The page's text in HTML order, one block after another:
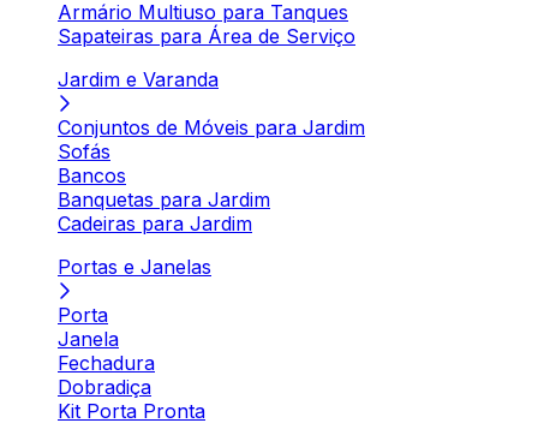
Armário Multiuso para Tanques
Sapateiras para Área de Serviço
Jardim e Varanda
Conjuntos de Móveis para Jardim
Sofás
Bancos
Banquetas para Jardim
Cadeiras para Jardim
Portas e Janelas
Porta
Janela
Fechadura
Dobradiça
Kit Porta Pronta